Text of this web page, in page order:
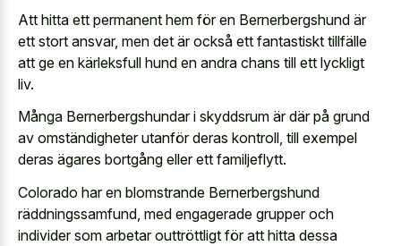
Att hitta ett permanent hem för en Bernerbergshund är
ett stort ansvar, men det är också ett fantastiskt tillfälle
att ge en kärleksfull hund en andra chans till ett lyckligt
liv.
Många Bernerbergshundar i skyddsrum är där på grund
av omständigheter utanför deras kontroll, till exempel
deras ägares bortgång eller ett familjeflytt.
Colorado har en blomstrande Bernerbergshund
räddningssamfund, med engagerade grupper och
individer som arbetar outtröttligt för att hitta dessa